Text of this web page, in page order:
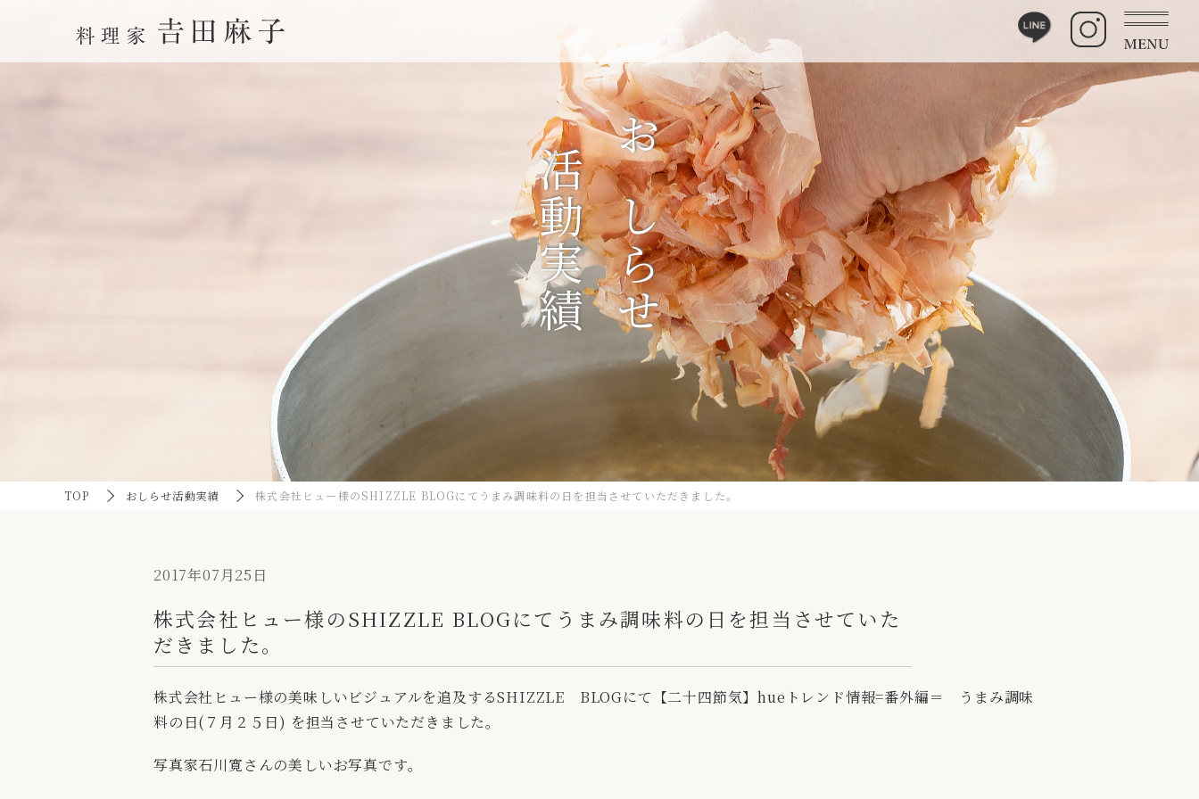
おしらせ
活動実績
TOP おしらせ活動実績 株式会社ヒュー様のSHIZZLE BLOGにてうまみ調味料の日を担当させていただきました。
2017年07月25日
株式会社ヒュー様のSHIZZLE BLOGにてうまみ調味料の日を担当させていた
だきました。
株式会社ヒュー様の美味しいビジュアルを追及するSHIZZLE BLOGにて【二十四節気】hueトレンド情報=番外編＝ うまみ調味
料の日(７月２５日) を担当させていただきました。
写真家石川寛さんの美しいお写真です。